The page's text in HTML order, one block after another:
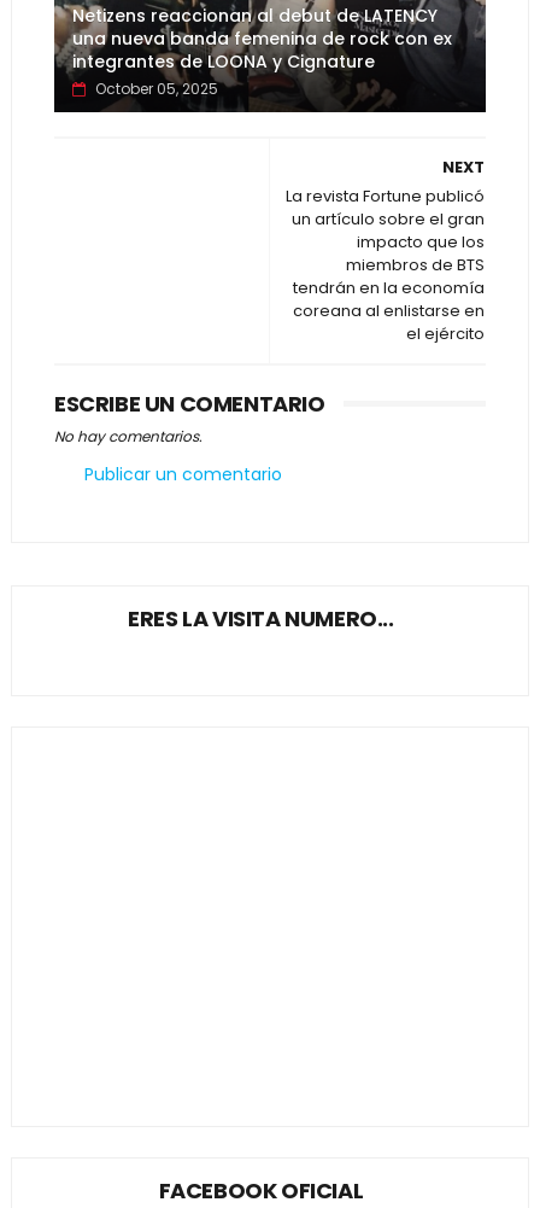
Netizens reaccionan al debut de LATENCY
una nueva banda femenina de rock con ex
integrantes de LOONA y Cignature
October 05, 2025
NEXT
La revista Fortune publicó
un artículo sobre el gran
impacto que los
miembros de BTS
tendrán en la economía
coreana al enlistarse en
el ejército
ESCRIBE UN COMENTARIO
No hay comentarios.
Publicar un comentario
ERES LA VISITA NUMERO...
FACEBOOK OFICIAL